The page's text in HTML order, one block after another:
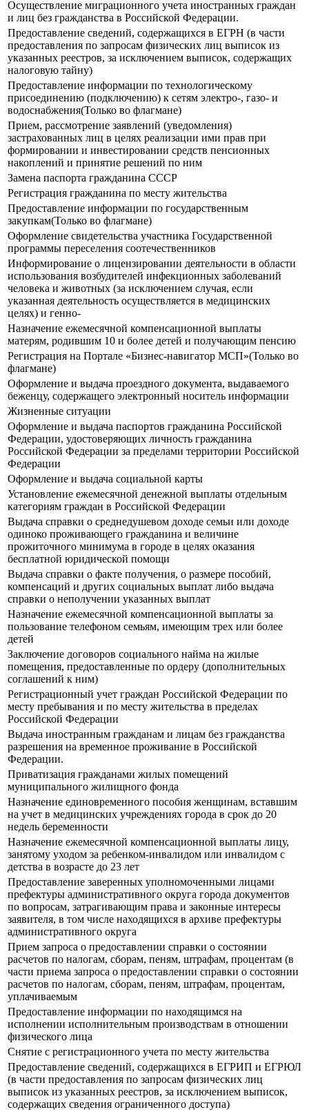
Осуществление миграционного учета иностранных граждан
и лиц без гражданства в Российской Федерации.
Предоставление сведений, содержащихся в ЕГРН (в части
предоставления по запросам физических лиц выписок из
указанных реестров, за исключением выписок, содержащих
налоговую тайну)
Предоставление информации по технологическому
присоединению (подключению) к сетям электро-, газо- и
водоснабжения(Только во флагмане)
Прием, рассмотрение заявлений (уведомления)
застрахованных лиц в целях реализации ими прав при
формировании и инвестировании средств пенсионных
накоплений и принятие решений по ним
Замена паспорта гражданина СССР
Регистрация гражданина по месту жительства
Предоставление информации по государственным
закупкам(Только во флагмане)
Оформление свидетельства участника Государственной
программы переселения соотечественников
Информирование о лицензировании деятельности в области
использования возбудителей инфекционных заболеваний
человека и животных (за исключением случая, если
указанная деятельность осуществляется в медицинских
целях) и генно-
Назначение ежемесячной компенсационной выплаты
матерям, родившим 10 и более детей и получающим пенсию
Регистрация на Портале «Бизнес-навигатор МСП»(Только во
флагмане)
Оформление и выдача проездного документа, выдаваемого
беженцу, содержащего электронный носитель информации
Жизненные ситуации
Оформление и выдача паспортов гражданина Российской
Федерации, удостоверяющих личность гражданина
Российской Федерации за пределами территории Российской
Федерации
Оформление и выдача социальной карты
Установление ежемесячной денежной выплаты отдельным
категориям граждан в Российской Федерации
Выдача справки о среднедушевом доходе семьи или доходе
одиноко проживающего гражданина и величине
прожиточного минимума в городе в целях оказания
бесплатной юридической помощи
Выдача справки о факте получения, о размере пособий,
компенсаций и других социальных выплат либо выдача
справки о неполучении указанных выплат
Назначение ежемесячной компенсационной выплаты за
пользование телефоном семьям, имеющим трех или более
детей
Заключение договоров социального найма на жилые
помещения, предоставленные по ордеру (дополнительных
соглашений к ним)
Регистрационный учет граждан Российской Федерации по
месту пребывания и по месту жительства в пределах
Российской Федерации
Выдача иностранным гражданам и лицам без гражданства
разрешения на временное проживание в Российской
Федерации.
Приватизация гражданами жилых помещений
муниципального жилищного фонда
Назначение единовременного пособия женщинам, вставшим
на учет в медицинских учреждениях города в срок до 20
недель беременности
Назначение ежемесячной компенсационной выплаты лицу,
занятому уходом за ребенком-инвалидом или инвалидом с
детства в возрасте до 23 лет
Предоставление заверенных уполномоченными лицами
префектуры административного округа города документов
по вопросам, затрагивающим права и законные интересы
заявителя, в том числе находящихся в архиве префектуры
административного округа
Прием запроса о предоставлении справки о состоянии
расчетов по налогам, сборам, пеням, штрафам, процентам (в
части приема запроса о предоставлении справки о состоянии
расчетов по налогам, сборам, пеням, штрафам, процентам,
уплачиваемым
Предоставление информации по находящимся на
исполнении исполнительным производствам в отношении
физического лица
Снятие с регистрационного учета по месту жительства
Предоставление сведений, содержащихся в ЕГРИП и ЕГРЮЛ
(в части предоставления по запросам физических лиц
выписок из указанных реестров, за исключением выписок,
содержащих сведения ограниченного доступа)